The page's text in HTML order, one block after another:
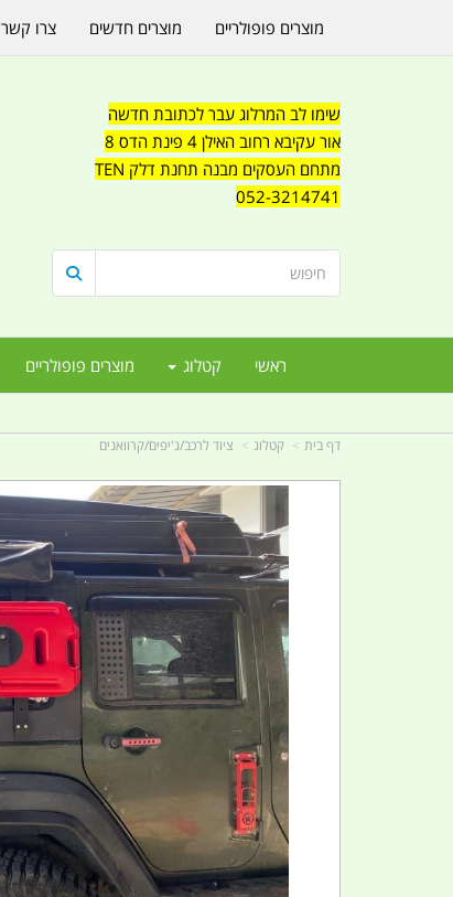
שימו לב המרלוג עבר לכתובת חדשה
אור עקיבא רחוב האילן 4 פינת הדס 8
מתחם העסקים מבנה תחנת דלק TEN
052-3214741
ראשי קטלוג מוצרים פופולריים
מוצרים פופולריים מוצרים חדשים צרו קשר
דף בית קטלוג ציוד לרכב/ג'יפים/קרוואנים